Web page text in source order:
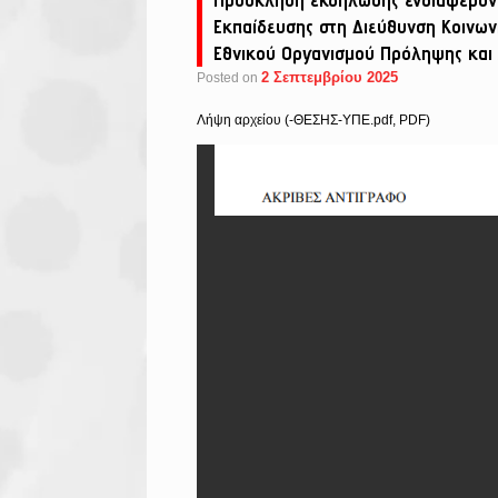
Εκπαίδευσης στη Διεύθυνση
Εθνικού Οργανισμού Πρόληψης
Posted on 2 Σεπτεμβρίου 2025
Λήψη αρχείου (-ΘΕΣΗΣ-ΥΠΕ.pdf, PDF)